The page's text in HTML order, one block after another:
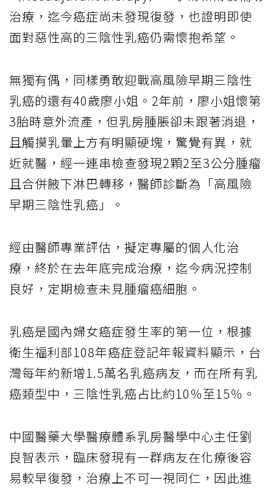
治療，迄今癌症尚未發現復發，也證明即使
面對惡性高的三陰性乳癌仍需懷抱希望。
無獨有偶，同樣勇敢迎戰高風險早期三陰性
乳癌的還有40歲廖小姐。2年前，廖小姐懷第
3胎時意外流產，但乳房腫脹卻未跟著消退，
且觸摸乳暈上方有明顯硬塊，驚覺有異，就
近就醫，經一連串檢查發現2顆2至3公分腫瘤
且合併腋下淋巴轉移，醫師診斷為「高風險
早期三陰性乳癌」。
經由醫師專業評估，擬定專屬的個人化治
療，終於在去年底完成治療，迄今病況控制
良好，定期檢查未見腫瘤癌細胞。
乳癌是國內婦女癌症發生率的第一位，根據
衛生福利部108年癌症登記年報資料顯示，台
灣每年約新增1.5萬名乳癌病友，而在所有乳
癌類型中，三陰性乳癌占比約10％至15％。
中國醫藥大學醫療體系乳房醫學中心主任劉
良智表示，臨床發現有一群病友在化療後容
易較早復發，治療上不可一視同仁，因此進